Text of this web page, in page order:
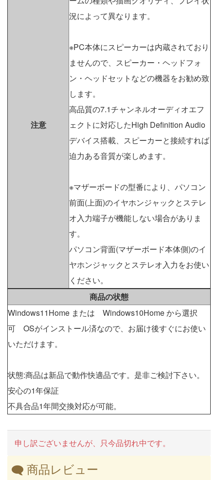
注意
況によって異なります。
※PC本体にスピーカーは内蔵されており
ませんので、スピーカー・ヘッドフォ
ン・ヘッドセットなどの機器をお勧め致
します。
高品質の7.1チャンネルオーディオエフ
ェクトに対応したHigh Definition Audio
デバイス搭載、スピーカーと接続すれば
迫力ある音質が楽しめます。
※マザーボードの型番により、パソコン
前面(上面)のイヤホンジャックとステレ
オ入力端子が機能しない場合がありま
す。
パソコン背面(マザーボード本体側)のイ
ヤホンジャックとステレオ入力をお使い
ください。
商品の状態
Windows11Home または Windows10Home から選択
可 OSがインストール済なので、お届け後すぐにお使い
いただけます。
状態:商品は新品で動作快適品です。是非ご検討下さい。
安心の1年保証
不具合品1年間交換対応が可能。
申し訳ございませんが、只今品切れ中です。
商品レビュー